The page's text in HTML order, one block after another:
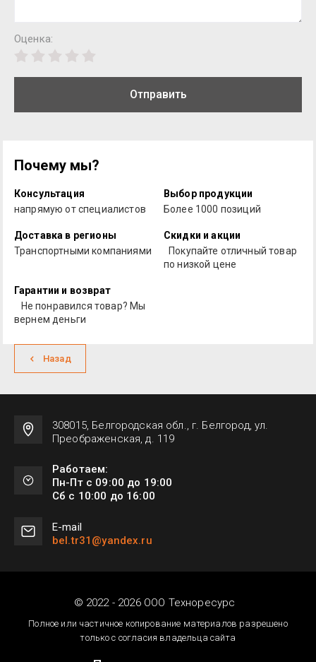
Оценка:
Отправить
Почему мы?
Консультация
напрямую от специалистов
Выбор продукции
Более 1000 позиций
Доставка в регионы
Транспортными компаниями
Скидки и акции
Покупайте отличный товар
по низкой цене
Гарантии и возврат
Не понравился товар? Мы
вернем деньги
Назад
308015, Белгородская обл., г. Белгород, ул.
Преображенская, д. 119
Работаем:
Пн-Пт с 09:00 до 19:00
Сб с 10:00 до 16:00
Е-mail
bel.tr31@yandex.ru
© 2022 - 2026 ООО Техноресурс
Полное или частичное копирование материалов разрешено
только с согласия владельца сайта